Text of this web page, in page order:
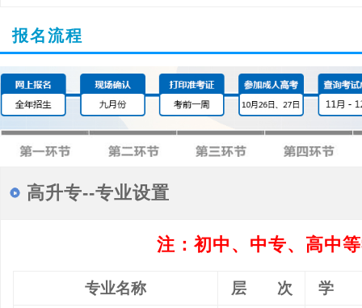
报名流程
高升专--专业设置
注：初中、中专、高中
专业名称 层 次 学